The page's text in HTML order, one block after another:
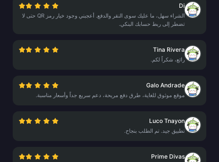
Di
الشراء سهل، ما عليك سوى النقر والدفع. أعجبني وجود خيار رمز QR حتى لا
تضطر إلى ربط حسابك البنكي.
Tina Rivera
رائع، شكراً لكم.
Galo Andrade
موقع موثوق للغاية، طرق دفع مريحة، دعم سريع جداً وأسعار مناسبة.
Luco Tnayon
تطبيق جيد. تم الطلب بنجاح.
Prime Divas